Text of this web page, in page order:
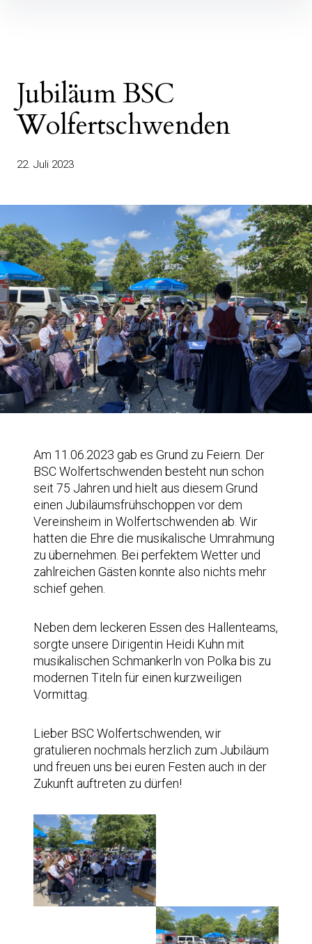
Jubiläum BSC
Wolfertschwenden
22. Juli 2023
Am 11.06.2023 gab es Grund zu Feiern. Der
BSC Wolfertschwenden besteht nun schon
seit 75 Jahren und hielt aus diesem Grund
einen Jubiläumsfrühschoppen vor dem
Vereinsheim in Wolfertschwenden ab. Wir
hatten die Ehre die musikalische Umrahmung
zu übernehmen. Bei perfektem Wetter und
zahlreichen Gästen konnte also nichts mehr
schief gehen.
Neben dem leckeren Essen des Hallenteams,
sorgte unsere Dirigentin Heidi Kuhn mit
musikalischen Schmankerln von Polka bis zu
modernen Titeln für einen kurzweiligen
Vormittag.
Lieber BSC Wolfertschwenden, wir
gratulieren nochmals herzlich zum Jubiläum
und freuen uns bei euren Festen auch in der
Zukunft auftreten zu dürfen!